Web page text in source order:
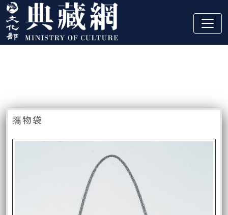
跳到主要內容
:::
攜物袋